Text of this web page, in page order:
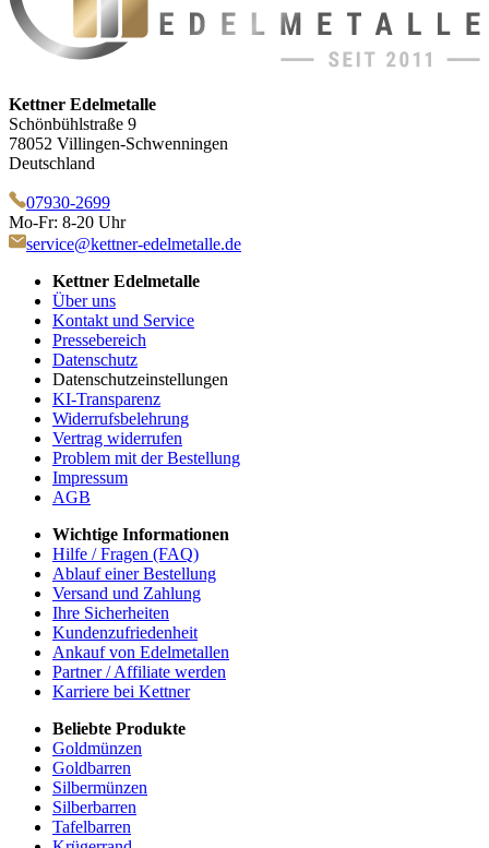
Kettner Edelmetalle
Schönbühlstraße 9
78052 Villingen-Schwenningen
Deutschland
07930-2699
Mo-Fr: 8-20 Uhr
service@kettner-edelmetalle.de
Kettner Edelmetalle
Über uns
Kontakt und Service
Pressebereich
Datenschutz
Datenschutzeinstellungen
KI-Transparenz
Widerrufsbelehrung
Vertrag widerrufen
Problem mit der Bestellung
Impressum
AGB
Wichtige Informationen
Hilfe / Fragen (FAQ)
Ablauf einer Bestellung
Versand und Zahlung
Ihre Sicherheiten
Kundenzufriedenheit
Ankauf von Edelmetallen
Partner / Affiliate werden
Karriere bei Kettner
Beliebte Produkte
Goldmünzen
Goldbarren
Silbermünzen
Silberbarren
Tafelbarren